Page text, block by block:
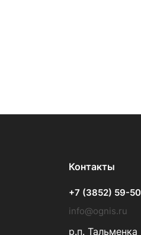
Контакты
+7 (3852) 59-
info@ognis.ru
р.п. Тальменка